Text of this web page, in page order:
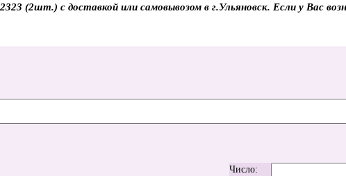
(2шт.) с доставкой или самовывозом в г.Ульяновск. Если у Вас
Число: